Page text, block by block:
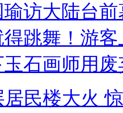
访大陆台
跳舞！游客
石画师用
居民楼大火